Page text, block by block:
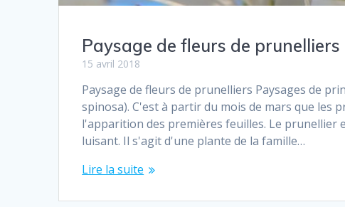
Paysage de fleurs de prunelliers
15 avril 2018
Paysage de fleurs de prunelliers Paysages de
spinosa). C'est à partir du mois de mars que les
l'apparition des premières feuilles. Le prunellier
luisant. Il s'agit d'une plante de la famille…
Lire la suite